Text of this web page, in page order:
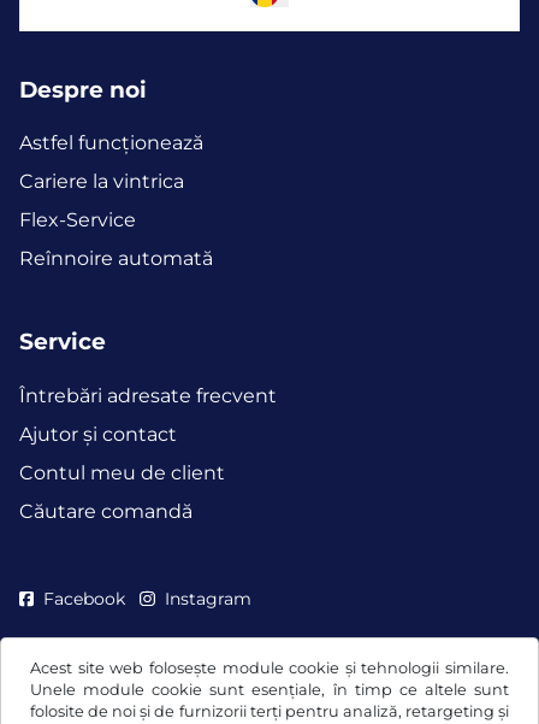
Acest site web folosește module cookie și tehnologii similare.
Unele module cookie sunt esențiale, în timp ce altele sunt
folosite de noi și de furnizorii terți pentru analiză, retargeting și
Despre noi
Astfel funcţionează
Cariere la vintrica
Flex-Service
Reînnoire automată
Service
Întrebări adresate frecvent
Ajutor și contact
Contul meu de client
Căutare comandă
Facebook Instagram